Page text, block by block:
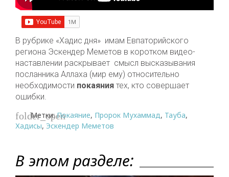
В рубрике «Хадис дня» имам Евпаторийского
региона Эскендер Меметов в коротком видео-
наставлении раскрывает смысл высказывания
посланника Аллаха (мир ему) относительно
необходимости покаяния тех, кто совершает
ошибки.
folder_open
Метки:Покаяние, Пророк Мухаммад, Тауба,
Хадисы, Эскендер Меметов
В этом разделе: